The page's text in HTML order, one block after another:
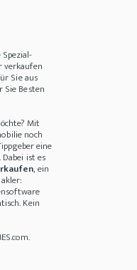
verkaufen
Sie aus
Besten
Mit
noch
eine
ist es
, ein
Kein